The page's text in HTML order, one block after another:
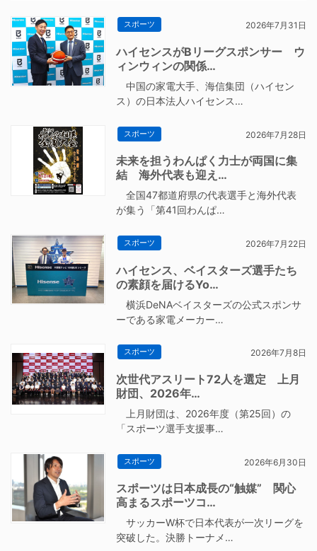
スポーツ 2026年7月31日
ハイセンスがBリーグスポンサー ウ
ィンウィンの関係…
中国の家電大手、海信集団（ハイセン
ス）の日本法人ハイセンス…
スポーツ 2026年7月28日
未来を担うわんぱく力士が両国に集
結 海外代表も迎え…
全国47都道府県の代表選手と海外代表
が集う「第41回わんぱ…
スポーツ 2026年7月22日
ハイセンス、ベイスターズ選手たち
の素顔を届けるYo…
横浜DeNAベイスターズの公式スポンサ
ーである家電メーカー…
スポーツ 2026年7月8日
次世代アスリート72人を選定 上月
財団、2026年…
上月財団は、2026年度（第25回）の
「スポーツ選手支援事…
スポーツ 2026年6月30日
スポーツは日本成長の“触媒” 関心
高まるスポーツコ…
サッカーW杯で日本代表が一次リーグを
突破した。決勝トーナメ…